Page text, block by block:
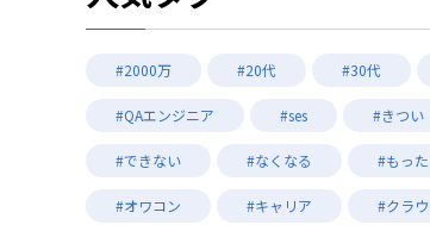
#2000万 #20代 #30代
#QAエンジニア #ses #きつい
#できない #なくなる #もっ
#オワコン #キャリア #クラ